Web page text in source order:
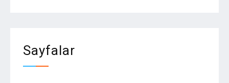
Sayfalar